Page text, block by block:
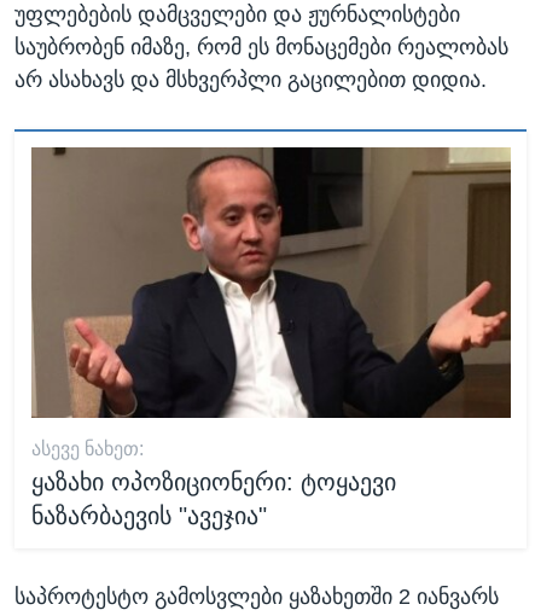
უფლებების დამცველები და ჟურნალისტები
საუბრობენ იმაზე, რომ ეს მონაცემები რეალობას
არ ასახავს და მსხვერპლი გაცილებით დიდია.
ᲐᲡᲔᲕᲔ ᲜᲐᲮᲔᲗ:
ყაზახი ოპოზიციონერი: ტოყაევი
ნაზარბაევის "ავეჯია"
საპროტესტო გამოსვლები ყაზახეთში 2 იანვარს